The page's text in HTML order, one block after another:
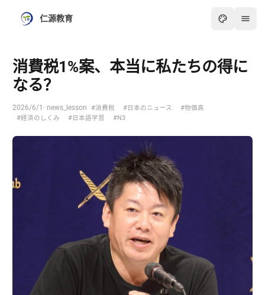
仁源教育
消費税1%案、本当に私たちの得に
なる？
2026/6/1 · news_lesson #消費税 #日本のニュース
#物価高
#経済のしくみ
#日本語学習 #N3